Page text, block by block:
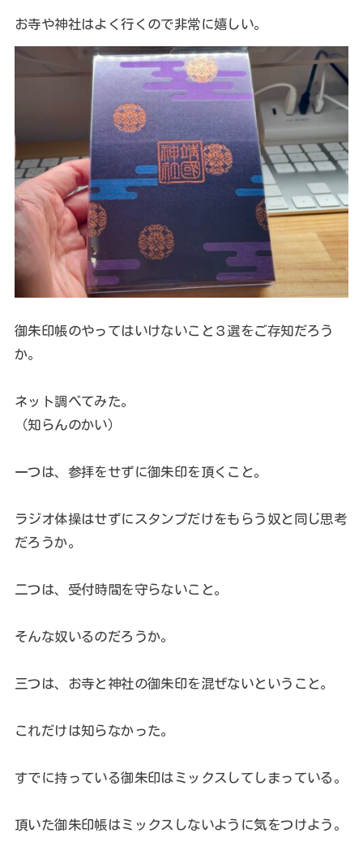
お寺や神社はよく行くので非常に嬉しい。
御朱印帳のやってはいけないこと３選をご存知だろう
か。
ネット調べてみた。
（知らんのかい）
一つは、参拝をせずに御朱印を頂くこと。
ラジオ体操はせずにスタンプだけをもらう奴と同じ思考
だろうか。
二つは、受付時間を守らないこと。
そんな奴いるのだろうか。
三つは、お寺と神社の御朱印を混ぜないということ。
これだけは知らなかった。
すでに持っている御朱印はミックスしてしまっている。
頂いた御朱印帳はミックスしないように気をつけよう。